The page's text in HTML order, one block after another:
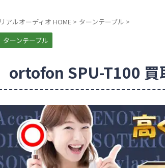
リアルオーディオ HOME > ターンテーブル >
ターンテーブル
ortofon SPU-T100 買